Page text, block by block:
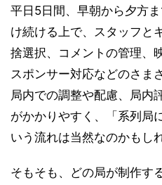
平日5日間、早朝から夕方
け続ける上で、スタッフと
捨選択、コメントの管理、
スポンサー対応などのさま
局内での調整や配慮、局内
がかかりやすく、「系列局
いう流れは当然なのかもし
そもそも、どの局が制作す